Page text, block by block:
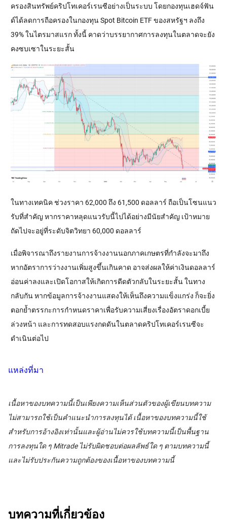
ครองสินทรัพย์คริปโทเคอร์เรนซีอย่างเป็นระบบ โดยกองทุนเฮดจ์ฟัน
ด์ได้ลดการถือครองในกองทุน Spot Bitcoin ETF ของสหรัฐฯ ลงถึง
39% ในไตรมาสแรก ทั้งนี้ คาดว่าบรรยากาศการลงทุนในตลาดจะยัง
คงซบเซาในระยะสั้น
ในทางเทคนิค ช่วงราคา 62,000 ถึง 61,500 ดอลลาร์ ถือเป็นโซนแนว
รับที่สำคัญ หากราคาหลุดแนวรับนี้ไปได้อย่างมีนัยสำคัญ เป้าหมาย
ถัดไปจะอยู่ที่ระดับจิตวิทยา 60,000 ดอลลาร์
เมื่อพิจารณาถึงรายงานการจ้างงานนอกภาคเกษตรที่กำลังจะมาถึง
หากอัตราการว่างงานเพิ่มสูงขึ้นเกินคาด อาจส่งผลให้ค่าเงินดอลลาร์
อ่อนค่าลงและเปิดโอกาสให้เกิดการดีดตัวกลับในระยะสั้น ในทาง
กลับกัน หากข้อมูลการจ้างงานแสดงให้เห็นถึงความแข็งแกร่ง ก็จะยิ่ง
ตอกย้ำตรรกะการกำหนดราคาเพื่อรับความเสี่ยงเรื่องอัตราดอกเบี้ย
ล่วงหน้า และการทดสอบแรงกดดันในตลาดคริปโทเคอร์เรนซีจะ
ดำเนินต่อไป
แหล่งที่มา
เนื้อหาของบทความนี้เป็นเพียงความเห็นส่วนตัวของผู้เขียนบทความ
ไม่สามารถใช้เป็นคำแนะนำการลงทุนได้ เนื้อหาของบทความนี้ใช้
สำหรับการอ้างอิงเท่านั้นและผู้อ่านไม่ควรใช้บทความนี้เป็นพื้นฐาน
การลงทุนใด ๆ Mitrade ไม่รับผิดชอบต่อผลลัพธ์ใด ๆ ตามบทความนี้
และไม่รับประกันความถูกต้องของเนื้อหาของบทความนี้
บทความที่เกี่ยวข้อง